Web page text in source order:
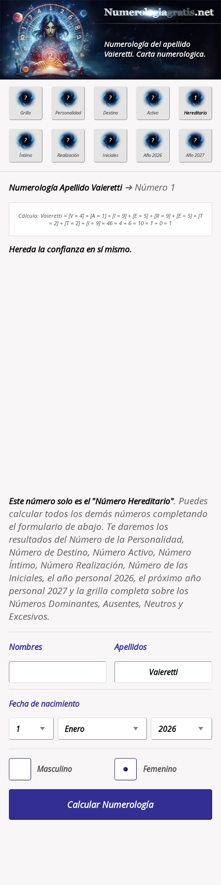
Numerología del apellido
Vaieretti. Carta numerologica.
? ? ? ? 1
? ? ? ? ?
Numerología Apellido Vaieretti➔ Número 1
Cálculo: Vaieretti = [V = 4] + [A = 1] + [I = 9] + [E = 5] + [R = 9] + [E = 5] + [T
= 2] + [T = 2] + [I = 9] = 46 = 4 + 6 = 10 = 1 + 0 = 1
Hereda la confianza en sí mismo.
Este número solo es el "Número Hereditario". Puedes
calcular todos los demás números completando
el formulario de abajo. Te daremos los
resultados del Número de la Personalidad,
Número de Destino, Número Activo, Número
Íntimo, Número Realización, Número de las
Iniciales, el año personal 2026, el próximo año
personal 2027 y la grilla completa sobre los
Números Dominantes, Ausentes, Neutros y
Excesivos.
Nombres Apellidos
Fecha de nacimiento
Masculino Femenino